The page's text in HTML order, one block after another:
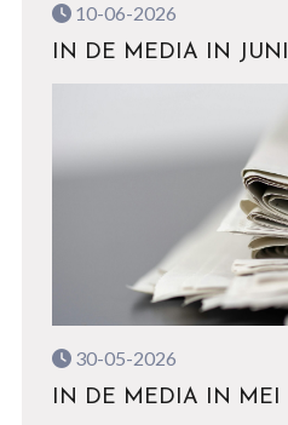
10-06-2026
IN DE MEDIA IN JUNI
30-05-2026
IN DE MEDIA IN MEI